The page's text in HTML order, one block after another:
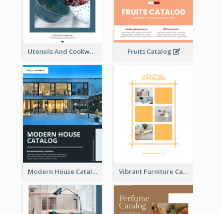
Utensils And Cookware Catalog Fruits Catalog
Modern House Catalog Vibrant Furniture Catalog